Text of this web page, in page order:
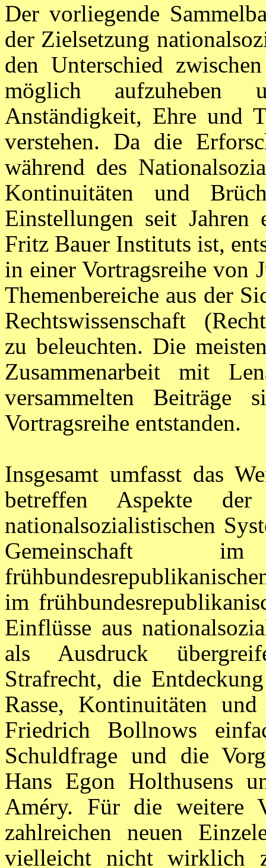
Der vorliegende
der Zielsetzung
den Unterschied
möglich
Anständigkeit, Ehre und
verstehen. Da die
während des
Kontinuitäten und
Einstellungen seit
Fritz Bauer Instituts ist,
in einer Vortragsreihe von
Themenbereiche aus der
Rechtswissenschaft
zu beleuchten. Die
Zusammenarbeit mit
versammelten
Vortragsreihe entstanden.
Insgesamt umfasst das
betreffen Aspekte
nationalsozialistischen
Gemeinschaft im
im
Einflüsse aus
als Ausdruck
Strafrecht, die
Rasse, Kontinuitäten
Friedrich Bollnows
Schuldfrage und die
Hans Egon Holthusens
Améry. Für die weitere
zahlreichen neuen
vielleicht nicht wirklich